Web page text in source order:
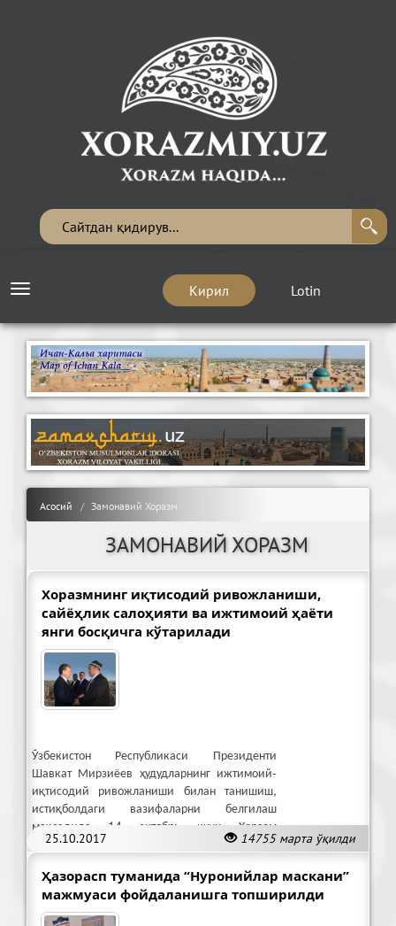
Кирил Lotin
Toggle
Асосий Замонавий Хоразм
ЗАМОНАВИЙ ХОРАЗМ
Хоразмнинг иқтисодий ривожланиши,
сайёҳлик салоҳияти ва ижтимоий ҳаёти
янги босқичга кўтарилади
25.10.2017 14755 марта ўқилди
Ўзбекистон Республикаси Президенти
Шавкат Мирзиёев ҳудудларнинг ижтимоий-
иқтисодий ривожланиши билан танишиш,
истиқболдаги вазифаларни белгилаш
мақсадида 14 октябрь куни Хоразм
вилоятига келди.
Ҳазорасп туманида “Нуронийлар маскани”
мажмуаси фойдаланишга топширилди